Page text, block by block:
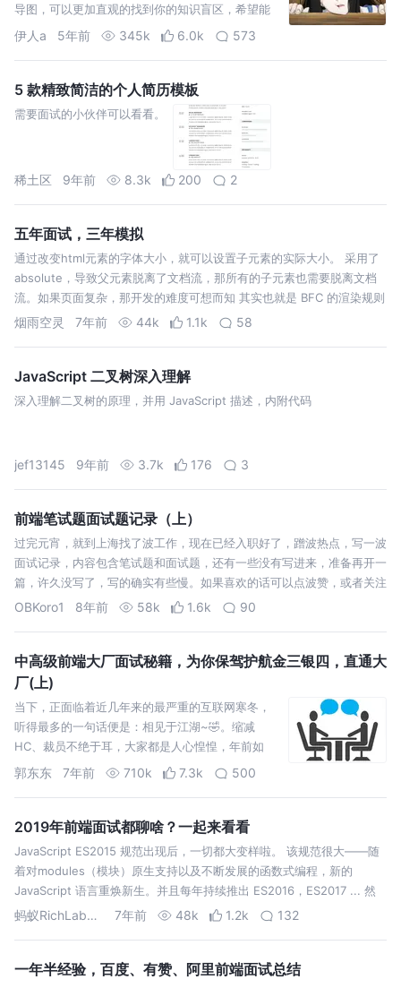
导图，可以更加直观的找到你的知识盲区，希望能
给你带去些许帮助，助力你找到心仪的好工作。
伊人a 5年前 345k 6.0k 573
5 款精致简洁的个人简历模板
需要面试的小伙伴可以看看。
稀土区 9年前 8.3k 200 2
五年面试，三年模拟
通过改变html元素的字体大小，就可以设置子元素的实际大小。 采用了
absolute，导致父元素脱离了文档流，那所有的子元素也需要脱离文档
流。如果页面复杂，那开发的难度可想而知 其实也就是 BFC 的渲染规则
（能说出以下四点就够了）。包括： BFC 内部的子元素，在垂直方向，
烟雨空灵 7年前 44k 1.1k 58
JavaScript 二叉树深入理解
深入理解二叉树的原理，并用 JavaScript 描述，内附代码
jef13145 9年前 3.7k 176 3
前端笔试题面试题记录（上）
过完元宵，就到上海找了波工作，现在已经入职好了，蹭波热点，写一波
面试记录，内容包含笔试题和面试题，还有一些没有写进来，准备再开一
篇，许久没写了，写的确实有些慢。如果喜欢的话可以点波赞，或者关注
一下，希望大家看完本文可以有所收获。 跨域问题是这是浏览器为了安
OBKoro1 8年前 58k 1.6k 90
中高级前端大厂面试秘籍，为你保驾护航金三银四，直通大
厂(上)
当下，正面临着近几年来的最严重的互联网寒冬，
听得最多的一句话便是：相见于江湖~🤣。缩减
HC、裁员不绝于耳，大家都是人心惶惶，年前如
此，年后想必肯定又是一场更为惨烈的江湖厮杀。
来一波收割翻盘…
郭东东 7年前 710k 7.3k 500
2019年前端面试都聊啥？一起来看看
JavaScript ES2015 规范出现后，一切都大变样啦。 该规范很大——随
着对modules（模块）原生支持以及不断发展的函数式编程，新的
JavaScript 语言重焕新生。并且每年持续推出 ES2016，ES2017 ... 然
而在面试或招聘前端开发时，期望、现实和…
蚂蚁RichLab前端团队 7年前 48k 1.2k 132
一年半经验，百度、有赞、阿里前端面试总结